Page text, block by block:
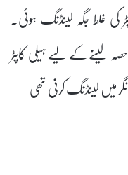
کی غلط جگہ لینڈنگ ہوئی۔
لینے کے لیے ہیلی کاپٹر
میں لینڈنگ کرنی تھی